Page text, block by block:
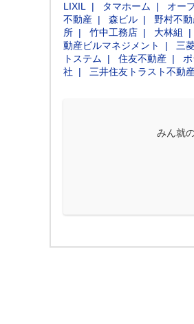
LIXIL
タマホーム オー
不動産
森ビル 野村不
所
竹中工務店 大林組
動産ビルマネジメント
三
トステム
住友不動産
社
三井住友トラスト不動
みん就